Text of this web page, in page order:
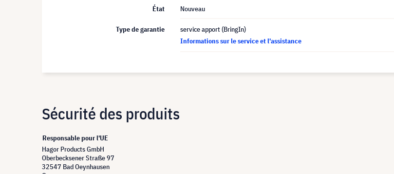
État Nouveau
Type de garantie
service apport (BringIn)
Informations sur le service et l'assistance
Sécurité des produits
Responsable pour l'UE
Hagor Products GmbH
Oberbecksener Straße 97
32547 Bad Oeynhausen